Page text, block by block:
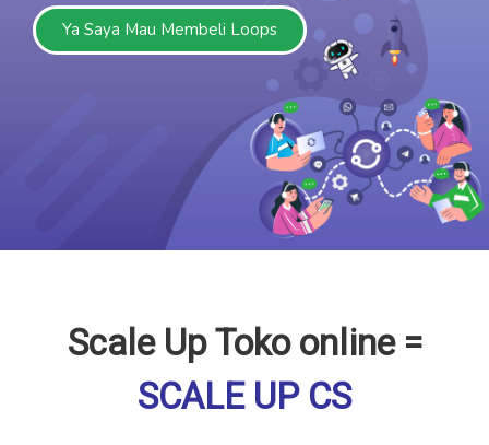
Ya Saya Mau Membeli Loops
Scale Up Toko online =
SCALE UP CS